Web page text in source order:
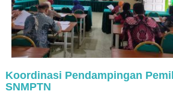
Koordinasi Pendampingan
SNMPTN